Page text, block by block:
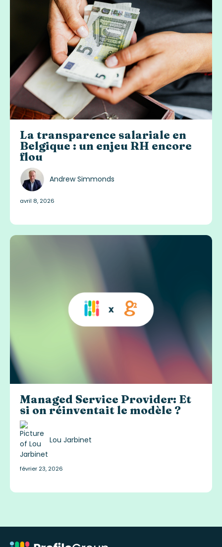
La transparence salariale en
Belgique : un enjeu RH encore
flou
Andrew Simmonds
avril 8, 2026
Managed Service Provider: Et
si on réinventait le modèle ?
Lou Jarbinet
février 23, 2026